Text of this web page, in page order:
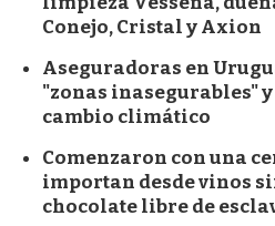
Conejo, Cristal y Axion
Aseguradoras en
"zonas inasegurables"
cambio climático
Comenzaron con una
importan desde vinos
chocolate libre de